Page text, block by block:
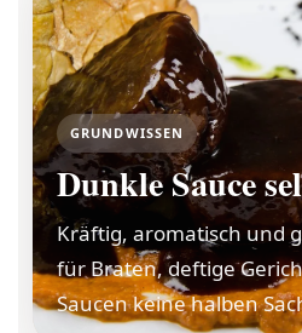
GRUNDWISSEN
Dunkle Sauce
Kräftig, aromatisch und
für Braten, deftige
Saucen keine halben